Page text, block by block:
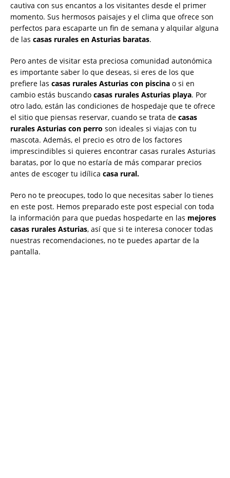
cautiva con sus encantos a los visitantes desde el primer
momento. Sus hermosos paisajes y el clima que ofrece son
perfectos para escaparte un fin de semana y alquilar alguna
de las casas rurales en Asturias baratas.
Pero antes de visitar esta preciosa comunidad autonómica
es importante saber lo que deseas, si eres de los que
prefiere las casas rurales Asturias con piscina o si en
cambio estás buscando casas rurales Asturias playa. Por
otro lado, están las condiciones de hospedaje que te ofrece
el sitio que piensas reservar, cuando se trata de casas
rurales Asturias con perro son ideales si viajas con tu
mascota. Además, el precio es otro de los factores
imprescindibles si quieres encontrar casas rurales Asturias
baratas, por lo que no estaría de más comparar precios
antes de escoger tu idílica casa rural.
Pero no te preocupes, todo lo que necesitas saber lo tienes
en este post. Hemos preparado este post especial con toda
la información para que puedas hospedarte en las mejores
casas rurales Asturias, así que si te interesa conocer todas
nuestras recomendaciones, no te puedes apartar de la
pantalla.